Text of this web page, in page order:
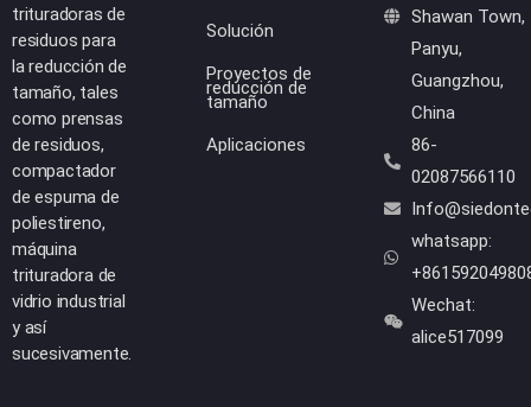
Shawan Town,
Panyu,
Guangzhou,
China
86-
02087566110
whatsapp:
Wechat:
alice517099
Solución
Proyectos de
reducción de
tamaño
Aplicaciones
trituradoras de
residuos para
la reducción de
tamaño, tales
como prensas
de residuos,
compactador
de espuma de
poliestireno,
máquina
trituradora de
vidrio industrial
y así
sucesivamente.